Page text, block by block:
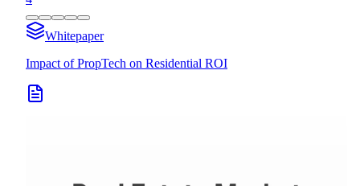
Whitepaper
Impact of PropTech on Residential ROI